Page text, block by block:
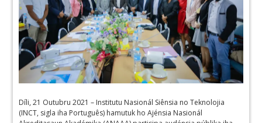
Díli, 21 Outubru 2021 – Institutu Nasionál Siênsia no Teknolojia
(INCT, sigla iha Português) hamutuk ho Ajénsia Nasionál